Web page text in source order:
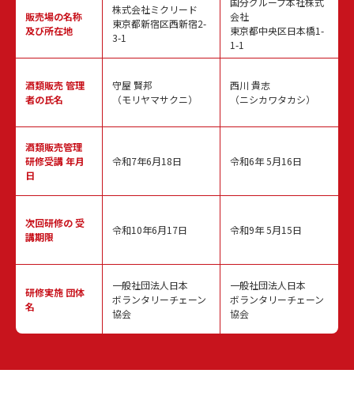
販売場の名称
及び所在地
酒類販売管理
者の氏名
酒類販売管理
研修受講 年月
日
次回研修の受
講期限
研修実施 団体
名
株式会社ミクリード
東京都新宿区西新宿2-
3-1
守屋 賢邦
（モリヤマサクニ）
令和7年6月18日
令和10年6月17日
一般社団法人日本
ボランタリーチェーン
協会
会社
東京都中央区日本橋1-
1-1
西川 貴志
（ニシカワタカシ）
令和6年 5月16日
令和9年 5月15日
一般社団法人日本
ボランタリーチェーン
協会